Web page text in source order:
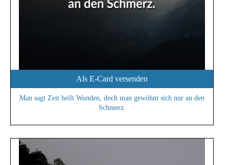
Als E-Card versenden
Man sagt Zeit heilt Wunden, doch man gewöhnt sich nur an den
Schmerz.